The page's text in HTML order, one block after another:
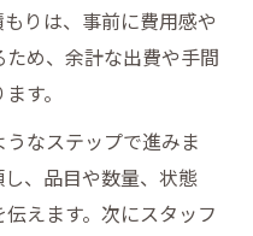
りは、事前に費用感や
め、余計な出費や手間
す。
なステップで進みま
、品目や数量、状態
伝えます。次にスタッフ